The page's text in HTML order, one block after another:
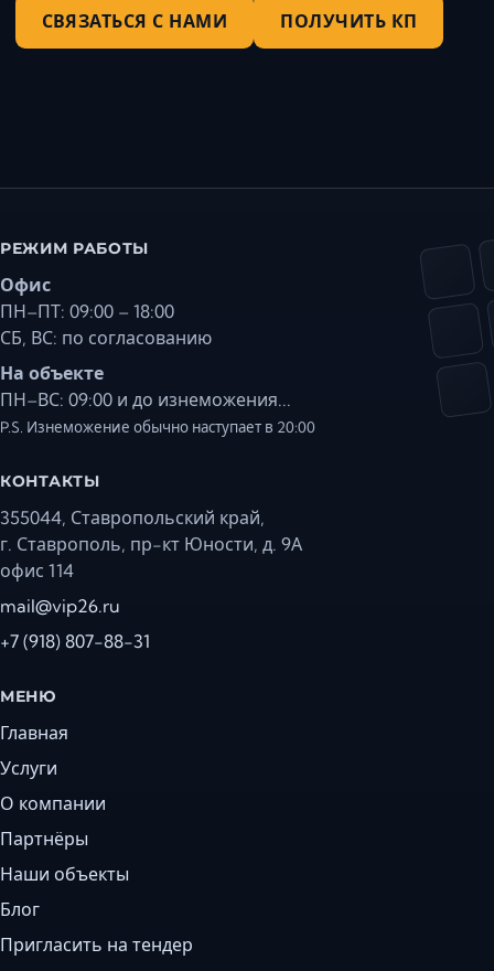
СВЯЗАТЬСЯ С НАМИ ПОЛУЧИТЬ КП
РЕЖИМ РАБОТЫ
Офис
ПН–ПТ: 09:00 – 18:00
СБ, ВС: по согласованию
На объекте
ПН–ВС: 09:00 и до изнеможения...
P.S. Изнеможение обычно наступает в 20:00
КОНТАКТЫ
355044, Ставропольский край,
г. Ставрополь, пр-кт Юности, д. 9А
офис 114
mail@vip26.ru
+7 (918) 807-88-31
МЕНЮ
Главная
Услуги
О компании
Партнёры
Наши объекты
Блог
Пригласить на тендер